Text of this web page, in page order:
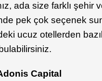
ada size farklı şehir
pek çok seçenek
ucuz otellerden
Capital